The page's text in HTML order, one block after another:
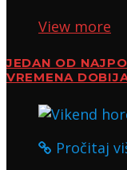
View more
JEDAN OD
VREMENA
Pročitaj